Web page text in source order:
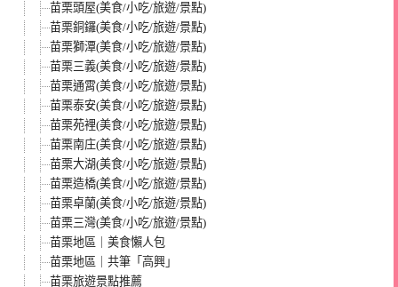
苗栗頭屋(美食/小吃/旅遊/景點)
苗栗銅鑼(美食/小吃/旅遊/景點)
苗栗獅潭(美食/小吃/旅遊/景點)
苗栗三義(美食/小吃/旅遊/景點)
苗栗通霄(美食/小吃/旅遊/景點)
苗栗泰安(美食/小吃/旅遊/景點)
苗栗苑裡(美食/小吃/旅遊/景點)
苗栗南庄(美食/小吃/旅遊/景點)
苗栗大湖(美食/小吃/旅遊/景點)
苗栗造橋(美食/小吃/旅遊/景點)
苗栗卓蘭(美食/小吃/旅遊/景點)
苗栗三灣(美食/小吃/旅遊/景點)
苗栗地區｜美食懶人包
苗栗地區｜共筆「高興」
苗栗旅遊景點推薦